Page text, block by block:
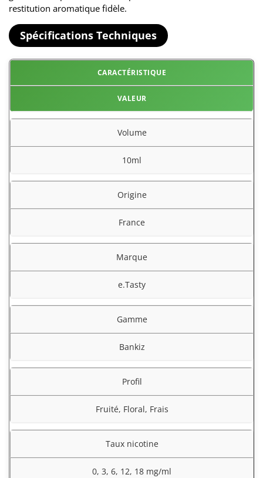
restitution aromatique fidèle.
Spécifications Techniques
CARACTÉRISTIQUE
VALEUR
Volume
10ml
Origine
France
Marque
e.Tasty
Gamme
Bankiz
Profil
Fruité, Floral, Frais
Taux nicotine
0, 3, 6, 12, 18 mg/ml